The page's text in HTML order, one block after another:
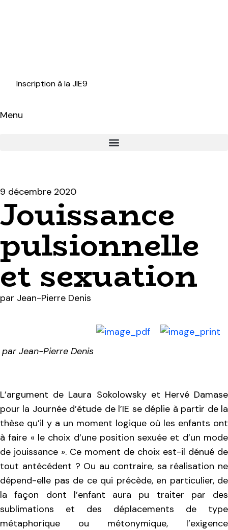
Inscription à la JIE9
Menu
9 décembre 2020
Jouissance
pulsionnelle
et sexuation
par Jean-Pierre Denis
par Jean-Pierre Denis
L’argument de Laura Sokolowsky et Hervé Damase
pour la Journée d’étude de l’IE se déplie à partir de la
thèse qu’il y a un moment logique où les enfants ont
à faire « le choix d’une position sexuée et d’un mode
de jouissance ». Ce moment de choix est-il dénué de
tout antécédent ? Ou au contraire, sa réalisation ne
dépend-elle pas de ce qui précède, en particulier, de
la façon dont l’enfant aura pu traiter par des
sublimations et des déplacements de type
métaphorique ou métonymique, l’exigence